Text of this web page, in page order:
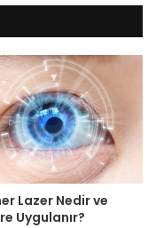
Lazer Nedir ve
Uygulanır?